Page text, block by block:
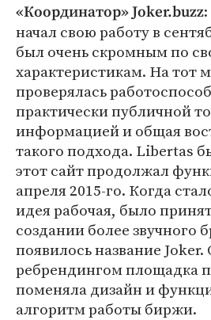
«Координатор» Joker.buzz
начал свою работу в
был очень скромным по
характеристикам. На тот
проверялась
практически публичной
информацией и общая
такого подхода. Libertas
этот сайт продолжал
апреля 2015-го. Когда
идея рабочая, было
создании более звучного
появилось название
ребрендингом площадка
поменяла дизайн и
алгоритм работы биржи.